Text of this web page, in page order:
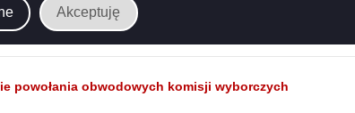
Akceptuję
powołania obwodowych komisji wyborczych